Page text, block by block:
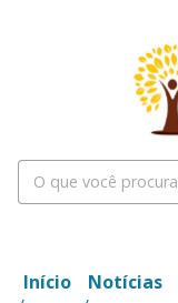
Início
Notícias